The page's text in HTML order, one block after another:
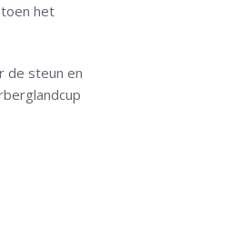
het
de steun en